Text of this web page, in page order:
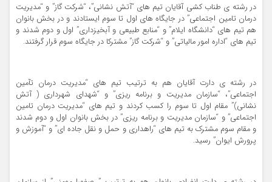
در رشته ی طناب کشی آقایان تیم های “آتش نشانی”، “شرکت گاز” و “مدیریت
درمان تامین اجتماعی” در جایگاه های اول تا سوم ایستادند و در بخش بانوان
هم تیم های “دانشگاه ایلام” و “منابع طبیعی و آبخیزداری” اول و دوم شدند و
تیم های “اداره امور مالیاتی” و “شرکت گاز” مشترکا در جایگاه سوم قرار گرفتند.
در رشته ی دارت آقایان هم به ترتیب تیم های “مدیریت درمان تآمین
اجتماعی”، “سازمان مدیریت و برنامه ریزی” و “شهدای شهرداری ( آتش
نشانی)” مقام اول تا سوم را کسب کردند و تیم های “مدیریت درمان تامین
اجتماعی” و “سازمان مدیریت و برنامه ریزی” در بخش بانوان اول و دوم شدند
و مقام سوم مشترک به تیم های “راهداری و حمل و نقل جاده ای” و “آموزش و
پرورش ایوان” رسید.